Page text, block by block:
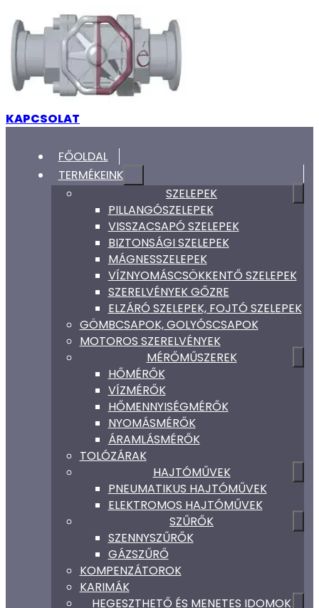
KAPCSOLAT
FŐOLDAL
TERMÉKEINK
SZELEPEK
PILLANGÓSZELEPEK
VISSZACSAPÓ SZELEPEK
BIZTONSÁGI SZELEPEK
MÁGNESSZELEPEK
VÍZNYOMÁSCSÖKKENTŐ SZELEPEK
SZERELVÉNYEK GŐZRE
ELZÁRÓ SZELEPEK, FOJTÓ SZELEPEK
GÖMBCSAPOK, GOLYÓSCSAPOK
MOTOROS SZERELVÉNYEK
MÉRŐMŰSZEREK
HŐMÉRŐK
VÍZMÉRŐK
HŐMENNYISÉGMÉRŐK
NYOMÁSMÉRŐK
ÁRAMLÁSMÉRŐK
TOLÓZÁRAK
HAJTÓMŰVEK
PNEUMATIKUS HAJTÓMŰVEK
ELEKTROMOS HAJTÓMŰVEK
SZŰRŐK
SZENNYSZŰRŐK
GÁZSZŰRŐ
KOMPENZÁTOROK
KARIMÁK
HEGESZTHETŐ ÉS MENETES IDOMOK